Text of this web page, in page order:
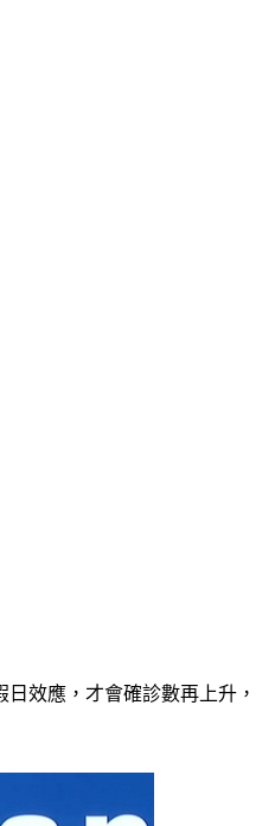
效應，才會確診數再上升，